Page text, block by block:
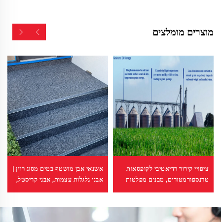
מוצרים מומלצים
ציפויי קירור רדיאטיבי לקופסאות
טרנספורמטורים, מבנים מפלטות
אשנאי אבן מושטף במים מסוג רזין |
אבני גלגלות עצמות, אבני קריסטל,